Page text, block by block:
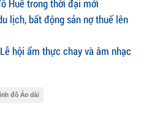
Huế trong thời đại mới
lịch, bất động sản nợ thuế lên
hội ẩm thực chay và âm nhạc
đô Áo dài